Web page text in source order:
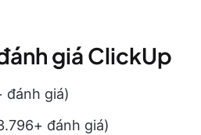
giá ClickUp
đánh giá)
đánh giá)